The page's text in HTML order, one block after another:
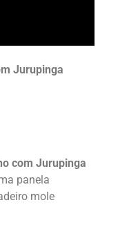
Jurupinga
com Jurupinga
panela
mole